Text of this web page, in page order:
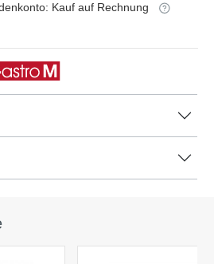
Kauf auf Rechnung